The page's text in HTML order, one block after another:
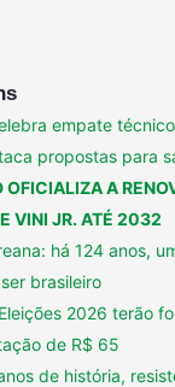
empate
propostas para
OFICIALIZA A
VINI JR. ATÉ 2032
há 124 anos,
brasileiro
2026 terão
de R$ 65
de história,